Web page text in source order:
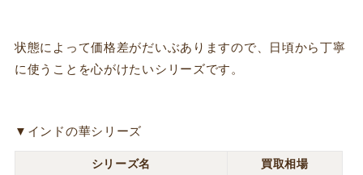
状態によって価格差がだいぶありますので、日頃から丁寧
に使うことを心がけたいシリーズです。
▼インドの華シリーズ
シリーズ名 買取相場